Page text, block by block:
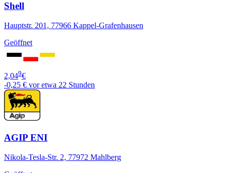
Shell
Hauptstr. 201, 77966 Kappel-Grafenhausen
Geöffnet
2,049€
-0,25 € vor etwa 22 Stunden
AGIP ENI
Nikola-Tesla-Str. 2, 77972 Mahlberg